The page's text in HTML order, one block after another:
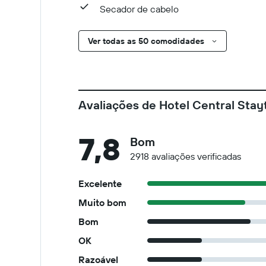
Secador de cabelo
Ver todas as 50 comodidades
Avaliações de Hotel Central
7,8 Bom
2918 avaliações verificadas
Excelente
Muito bom
Bom
OK
Razoável